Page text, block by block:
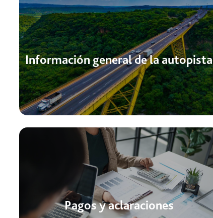
Información general de la autopista
Pagos y aclaraciones